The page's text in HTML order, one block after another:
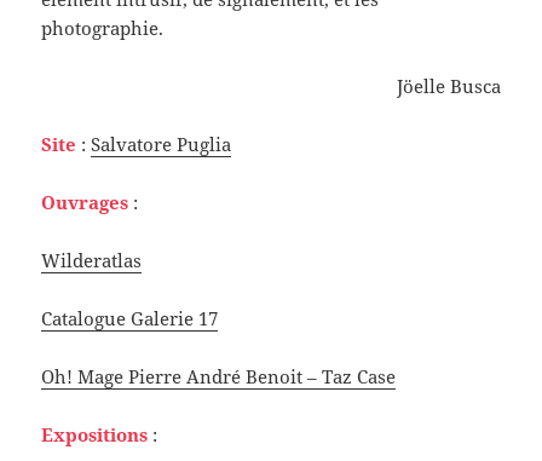
photographie.
Jöelle Busca
Site :Salvatore Puglia
Ouvrages :
Wilderatlas
Catalogue Galerie 17
Oh! Mage Pierre André Benoit – Taz Case
Expositions :